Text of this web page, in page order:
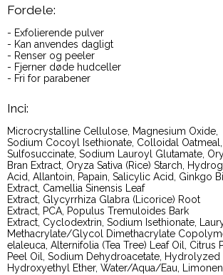
Fordele:
- Exfolierende pulver
- Kan anvendes dagligt
- Renser og peeler
- Fjerner døde hudceller
- Fri for parabener
Inci:
Microcrystalline Cellulose, Magnesium Oxide,
Sodium Cocoyl Isethionate, Colloidal
Sulfosuccinate, Sodium Lauroyl Glutamate,
Bran Extract, Oryza Sativa (Rice) Starch,
Acid, Allantoin, Papain, Salicylic Acid, Ginkgo
Extract, Camellia Sinensis Leaf
Extract, Glycyrrhiza Glabra (Licorice) Root
Extract, PCA, Populus Tremuloides Bark
Extract, Cyclodextrin, Sodium Isethionate,
Methacrylate/Glycol Dimethacrylate
elaleuca, Alternifolia (Tea Tree) Leaf Oil, Citrus
Peel Oil, Sodium Dehydroacetate, Hydrolyzed
Hydroxyethyl Ether, Water/Aqua/Eau,